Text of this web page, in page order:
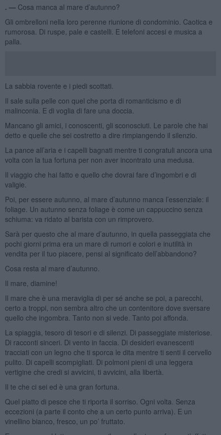
. — Cosa manca al mare d’autunno?
Gli ombrelloni nella loro perenne riunione di condominio. Caotica e
rumorosa. Di ruspe, pale e castelli. E telefoni accesi e musica a
palla.
La sabbia rovente e i piedi scottati.
Il sale sulla pelle con quel che porta di romanticismo e di
malinconia. E di voglia di fare una doccia.
Mancano gli amici, i conoscenti, gli sconosciuti. Le parole che hai
detto e quelle che sei costretto a dire rimpiangendo il silenzio.
La pance all’aria e i capelli bagnati mentre ti congratuli ancora una
volta con la tua fortuna per non aver incontrato una medusa.
Il viaggio che hai fatto e quello che dovrai fare d’ingombri e di
valigie.
Poi, per essere autunno, al mare d’autunno manca l’essenziale: il
foliage. Un autunno senza foliage è come un cappuccino senza
schiuma: va ridato al barista con un rimprovero.
Sarà per questo che al mare d’autunno, in quella passeggiata che
pochi giorni prima era un mare di rumori e colori e inutilità in
vendita per il tuo piacere, pensi al significato dell’abbandono?
Cosa resta al mare d’autunno.
Il mare, diamine!
Il mare che è una meraviglia di per sé anche se poi, a parecchi,
certo a troppi, non sembra altro che un contenitore dove sversare
quello che ingombra. Tanto non si vede. Tanto poi affonda.
La spiaggia, tesoro di tesori e di silenzi. Di passeggiate misteriose.
Di racconti sinceri. Di vento in faccia. Di desideri evanescenti
tracciati con un legno che ti sporca le dita mentre ti senti il cervello
pulito. Di capelli scompigliati. Di polmoni pieni di una leggera
vertigine che credi si avvicini, ti avvicini, alla libertà.
Il te che ci sei ed è una gran fortuna.
Quel piatto di pesce che ti riporta il sorriso. Ogni volta. Senza
eccezioni (a parte il conto che a un certo punto arriva). E un
vinellino bianco, fresco, un po’ fruttato.